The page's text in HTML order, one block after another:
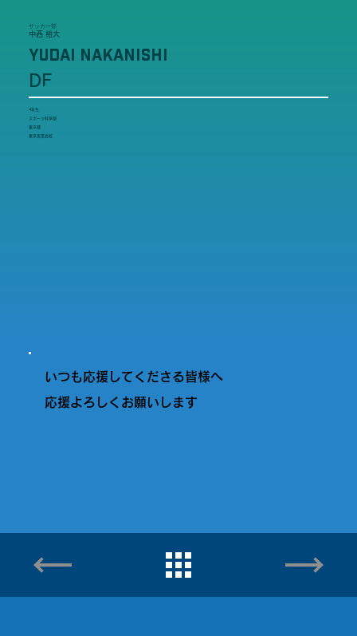
サッカー部
中西 裕大
YUDAI NAKANISHI
DF
4年生
スポーツ科学部
東京都
東京実業高校
いつも応援してくださる皆様へ
応援よろしくお願いします